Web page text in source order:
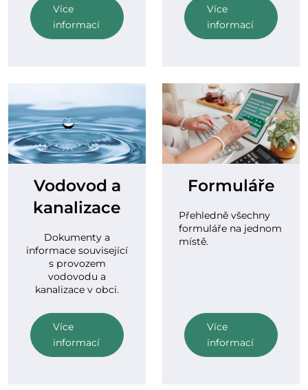
Více
informací
Více
informací
Vodovod a
kanalizace
Dokumenty a
informace související
s provozem
vodovodu a
kanalizace v obci.
Více
informací
Formuláře
Přehledně všechny
formuláře na jednom
místě.
Více
informací